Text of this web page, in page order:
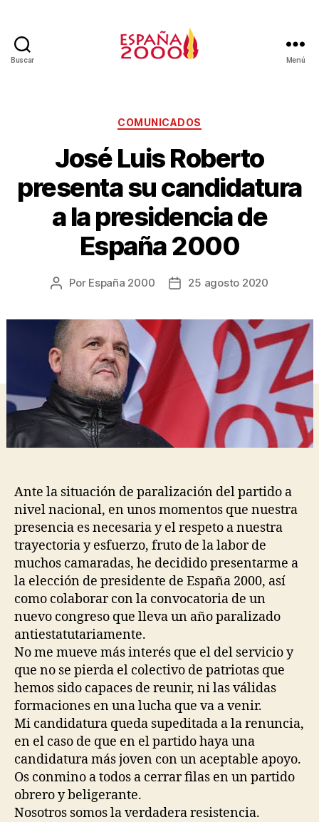
Buscar Menú
COMUNICADOS
José Luis Roberto
presenta su candidatura
a la presidencia de
España 2000
Por España 2000 25 agosto 2020
Ante la situación de paralización del partido a
nivel nacional, en unos momentos que nuestra
presencia es necesaria y el respeto a nuestra
trayectoria y esfuerzo, fruto de la labor de
muchos camaradas, he decidido presentarme a
la elección de presidente de España 2000, así
como colaborar con la convocatoria de un
nuevo congreso que lleva un año paralizado
antiestatutariamente.
No me mueve más interés que el del servicio y
que no se pierda el colectivo de patriotas que
hemos sido capaces de reunir, ni las válidas
formaciones en una lucha que va a venir.
Mi candidatura queda supeditada a la renuncia,
en el caso de que en el partido haya una
candidatura más joven con un aceptable apoyo.
Os conmino a todos a cerrar filas en un partido
obrero y beligerante.
Nosotros somos la verdadera resistencia.